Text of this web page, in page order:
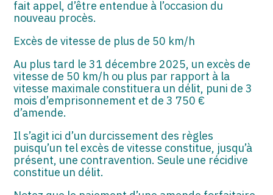
fait appel, d’être entendue à l’occasion du
nouveau procès.
Excès de vitesse de plus de 50 km/h
Au plus tard le 31 décembre 2025, un excès de
vitesse de 50 km/h ou plus par rapport à la
vitesse maximale constituera un délit, puni de 3
mois d’emprisonnement et de 3 750 €
d’amende.
Il s’agit ici d’un durcissement des règles
puisqu’un tel excès de vitesse constitue, jusqu’à
présent, une contravention. Seule une récidive
constitue un délit.